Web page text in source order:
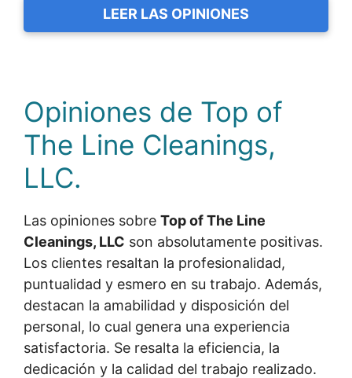
LEER LAS OPINIONES
Opiniones de Top of
The Line Cleanings,
LLC.
Las opiniones sobre Top of The Line
Cleanings, LLC son absolutamente positivas.
Los clientes resaltan la profesionalidad,
puntualidad y esmero en su trabajo. Además,
destacan la amabilidad y disposición del
personal, lo cual genera una experiencia
satisfactoria. Se resalta la eficiencia, la
dedicación y la calidad del trabajo realizado.